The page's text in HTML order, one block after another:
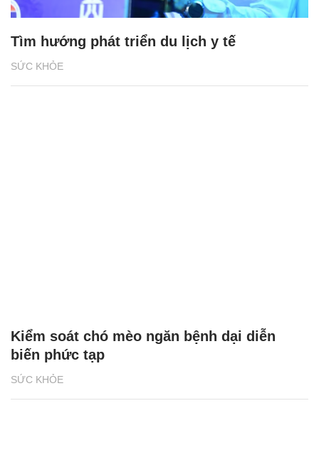
SỨC KHỎE
Tìm hướng phát triển du lịch y tế
SỨC KHỎE
Kiểm soát chó mèo ngăn bệnh dại diễn
biến phức tạp